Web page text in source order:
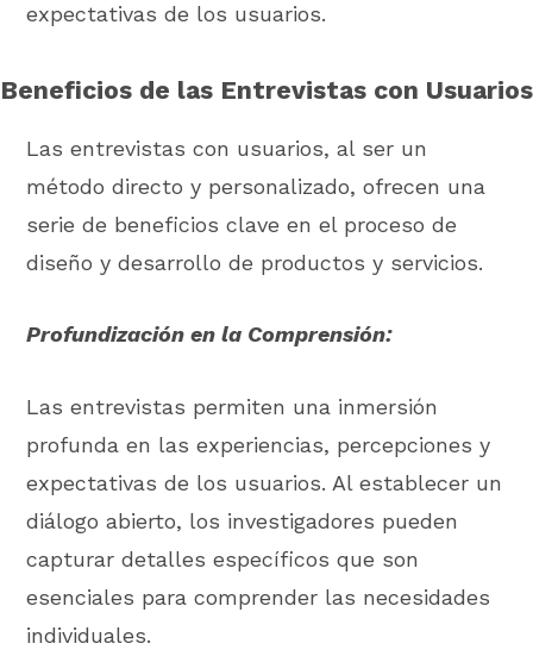
expectativas de los usuarios.
Beneficios de las Entrevistas con Usuarios
Las entrevistas con usuarios, al ser un
método directo y personalizado, ofrecen una
serie de beneficios clave en el proceso de
diseño y desarrollo de productos y servicios.
Profundización en la Comprensión:
Las entrevistas permiten una inmersión
profunda en las experiencias, percepciones y
expectativas de los usuarios. Al establecer un
diálogo abierto, los investigadores pueden
capturar detalles específicos que son
esenciales para comprender las necesidades
individuales.